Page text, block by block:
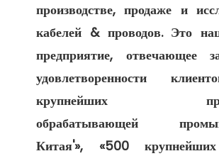
производстве, продаже и
кабелей & проводов. Это
предприятие, отвечающее
удовлетворенности
крупнейших
обрабатывающей
Китая'», «500